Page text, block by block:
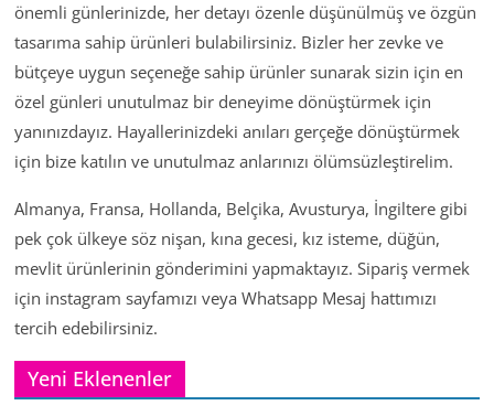
önemli günlerinizde, her detayı özenle düşünülmüş ve özgün
tasarıma sahip ürünleri bulabilirsiniz. Bizler her zevke ve
bütçeye uygun seçeneğe sahip ürünler sunarak sizin için en
özel günleri unutulmaz bir deneyime dönüştürmek için
yanınızdayız. Hayallerinizdeki anıları gerçeğe dönüştürmek
için bize katılın ve unutulmaz anlarınızı ölümsüzleştirelim.
Almanya, Fransa, Hollanda, Belçika, Avusturya, İngiltere gibi
pek çok ülkeye söz nişan, kına gecesi, kız isteme, düğün,
mevlit ürünlerinin gönderimini yapmaktayız. Sipariş vermek
için instagram sayfamızı veya Whatsapp Mesaj hattımızı
tercih edebilirsiniz.
Yeni Eklenenler